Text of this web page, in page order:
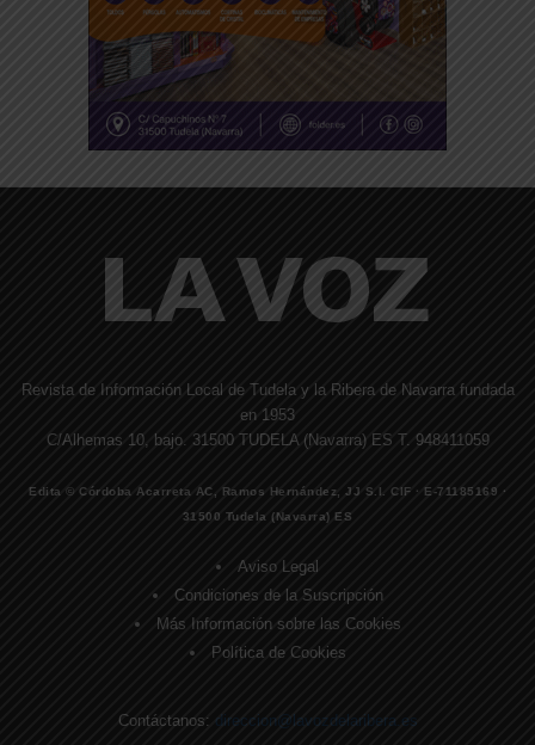
Revista de Información Local de Tudela y la Ribera de Navarra fundada
en 1953
C/Alhemas 10, bajo. 31500 TUDELA (Navarra) ES T. 948411059
Edita © Córdoba Acarreta AC, Ramos Hernández, JJ S.I. CIF · E-71185169 ·
31500 Tudela (Navarra) ES
Aviso Legal
Condiciones de la Suscripción
Más Información sobre las Cookies
Política de Cookies
Contáctanos: direccion@lavozdelaribera.es